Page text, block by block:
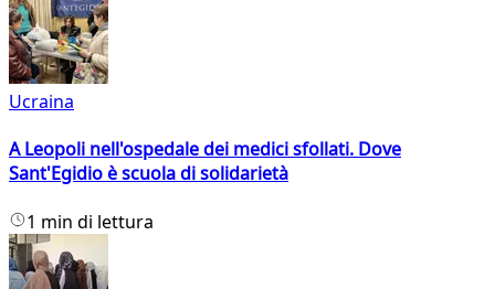
Ucraina
A Leopoli nell'ospedale dei medici sfollati. Dove
Sant'Egidio è scuola di solidarietà
1 min di lettura